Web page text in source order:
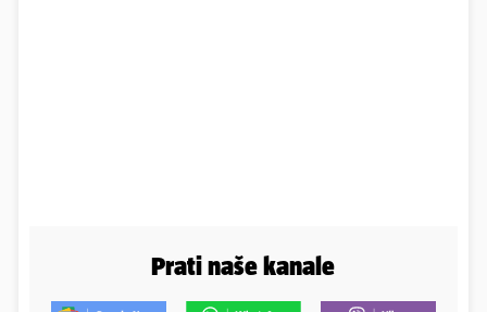
Prati naše kanale